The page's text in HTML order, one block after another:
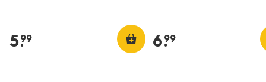
5.
99 6.
99